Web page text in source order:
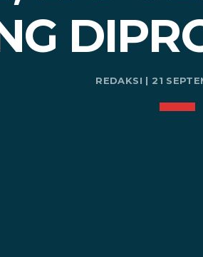
REDAKSI | 21